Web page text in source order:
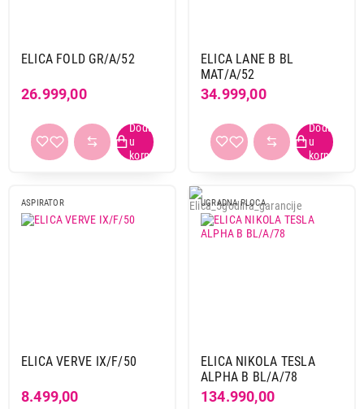
ELICA FOLD GR/A/52
26.999,00
ELICA LANE B BL
MAT/A/52
34.999,00
ASPIRATOR
ELICA VERVE IX/F/50
8.499,00
UGRADNA PLOCA
ELICA NIKOLA TESLA
ALPHA B BL/A/78
134.990,00